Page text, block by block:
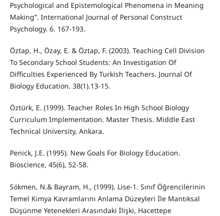
Psychological and Epistemological Phenomena in Meaning
Making”. International Journal of Personal Construct
Psychology. 6. 167-193.
Öztap, H., Özay, E. & Öztap, F. (2003). Teaching Cell Division
To Secondary School Students: An Investigation Of
Difficulties Experienced By Turkish Teachers. Journal Of
Biology Education. 38(1).13-15.
Öztürk, E. (1999). Teacher Roles In High School Biology
Curriculum Implementation. Master Thesis. Middle East
Technical University, Ankara.
Penick, J.E. (1995). New Goals For Biology Education.
Bioscience, 45(6), 52-58.
Sökmen, N.& Bayram, H., (1999). Lise-1. Sınıf Öğrencilerinin
Temel Kimya Kavramlarını Anlama Düzeyleri İle Mantıksal
Düşünme Yetenekleri Arasındaki İlişki, Hacettepe